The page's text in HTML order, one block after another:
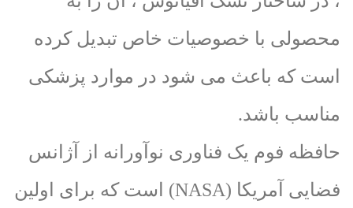
محصولی با خصوصیات خاص تبدیل کرده
است که باعث می شود در موارد پزشکی
مناسب باشد.
حافظه فوم یک فناوری نوآورانه از آژانس
فضایی آمریکا (NASA) است که برای اولین